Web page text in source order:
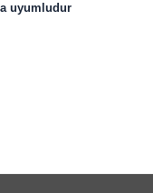
uyumludur